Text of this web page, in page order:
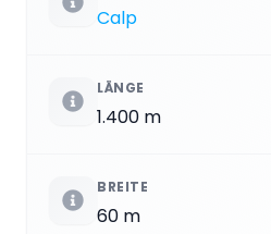
Calp
LÄNGE
1.400 m
BREITE
60 m